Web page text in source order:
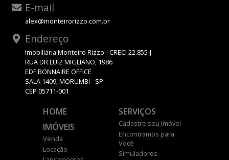
E-mail
alex@monteirorizzo.com.br
Endereço
Imobiliária Monteiro Rizzo - CRECI 22.855-J
RUA DR LUIZ MIGLIANO, 1986
EDF BONNAIRE OFFICE
SALA 1409, MORUMBI - SP
CEP 05711-001
HOME
IMÓVEIS
Venda
Locação
SERVIÇOS
Cadastre seu Imóvel
Encontramos para
Você
Simuladores